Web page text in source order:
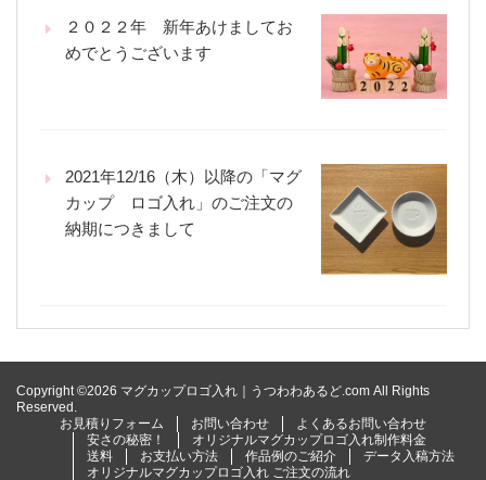
２０２２年 新年あけましてお
めでとうございます
2021年12/16（木）以降の「マグ
カップ ロゴ入れ」のご注文の
納期につきまして
Copyright ©2026 マグカップロゴ入れ｜うつわわあるど.com All Rights
Reserved.
お見積りフォーム
お問い合わせ
よくあるお問い合わせ
安さの秘密！
オリジナルマグカップロゴ入れ制作料金
送料
お支払い方法 作品例のご紹介
データ入稿方法
オリジナルマグカップロゴ入れ ご注文の流れ